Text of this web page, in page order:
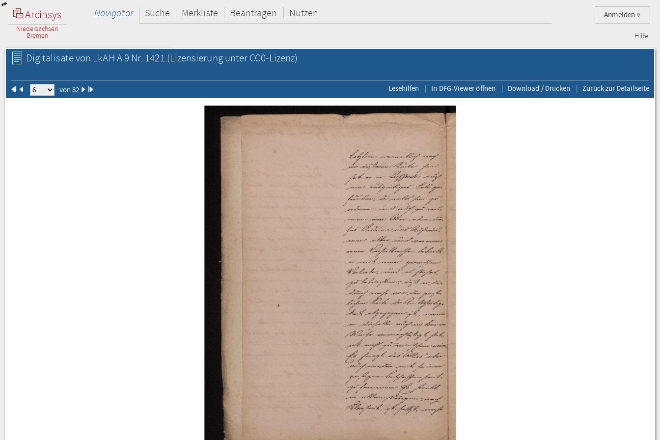
Arcinsys
Niedersachsen
Bremen
Anmelden
Navigator Suche Merkliste Beantragen Nutzen
Hilfe
Digitalisate von LkAH A 9 Nr. 1421 (Lizensierung unter CC0-Lizenz)
von 82 Lesehilfen In DFG-Viewer öffnen Download / Drucken Zurück zur Detailseite